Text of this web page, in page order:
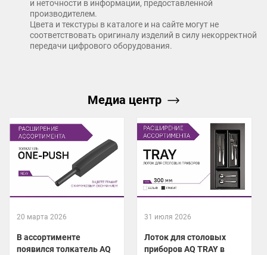
и неточности в информации, предоставленной
производителем.
Цвета и текстуры в каталоге и на сайте могут не
соответствовать оригиналу изделий в силу некорректной
передачи цифрового оборудования.
Медиа центр
20 марта 2026
В ассортименте
появился толкатель AQ
31 июля 2026
Лоток для столовых
приборов AQ TRAY в